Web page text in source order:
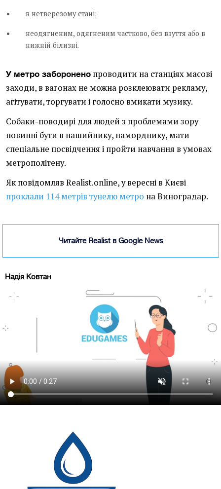
в нетверезому стані;
неодягненим, одягненим частково, без взуття або в
нижній білизні.
У метро заборонено проводити на станціях масові
заходи, в вагонах не можна розклеювати рекламу,
агітувати, торгувати і голосно вмикати музику.
Собаки-поводирі для людей з проблемами зору
повинні бути в нашийнику, наморднику, мати
спеціальне посвідчення і пройти навчання в умовах
метрополітену.
Як повідомляв Realist.online, у вересні в Києві
проклали 114 метрів тунелю метро на Виноградар.
Читайте Realist в Google News
Надія Ковтан